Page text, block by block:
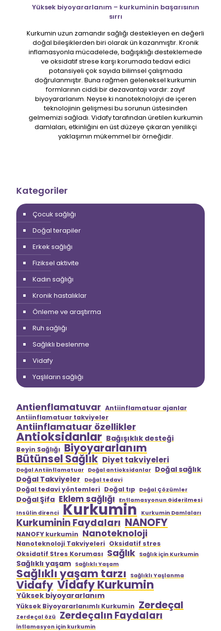
Yüksek biyoyararlanım – kurkuminin başarısının
sırrı
Kurkumin uzun zamandır sağlığı destekleyen en değerli
doğal bileşiklerden biri olarak ün kazanmıştır. Kronik
inflamasyonla mücadelede, bağışıklığı desteklemede
ve oksidatif strese karşı korumada tedavi edici
potansiyeli çok sayıda bilimsel çalışmada
doğrulanmıştır. Buna rağmen geleneksel kurkumin
formlarının ciddi bir dezavantajı vardır: zayıf
biyoyararlanım. Neyse ki nanoteknolojiyi de içeren
teknolojinin gelişmesi bu sorunun üstesinden
gelmemizi sağladı. Vidafy tarafından üretilen kurkumin
damlaları, etkinliğini en üst düzeye çıkaran yenilikçi
yaklaşımın mükemmel bir örneğidir.
Kategoriler
Çocuk sağlığı
Doğal terapiler
Erkek sağlığı
Fiziksel aktivite
Kadın sağlığı
Kronik hastalıklar
Önleme ve araştırma
Ruh sağlığı
Sağlıklı beslenme
Vidafy
Yaşlıların sağlığı
Antienflamatuvar Antiinflamatuar ajanlar
Antiinflamatuar takviyeler
Antiinflamatuar özellikler
Antioksidanlar Bağışıklık desteği
Beyin Sağlığı Biyoyararlanım
Bütünsel Sağlık Diyet takviyeleri
Doğal Antiinflamatuar Doğal antioksidanlar Doğal sağlık
Doğal Takviyeler
Doğal tedavi
Doğal tedavi yöntemleri Doğal tıp Doğal Çözümler
Doğal Şifa Eklem sağlığı
Enflamasyonun Giderilmesi
Insülin direnci Kurkumin Kurkumin Damlaları
Kurkuminin Faydaları NANOFY
NANOFY kurkumin Nanoteknoloji
Nanoteknoloji Takviyeleri Oksidatif stres
Oksidatif Stres Koruması Sağlık Sağlık için Kurkumin
Sağlıklı yaşam Sağlıklı Yaşam
Sağlıklı yaşam tarzı Sağlıklı Yaşlanma
Vidafy Vidafy Kurkumin
Yüksek biyoyararlanım
Yüksek Biyoyararlanımlı Kurkumin Zerdeçal
Zerdeçal özü Zerdeçalın Faydaları
İnflamasyon için kurkumin